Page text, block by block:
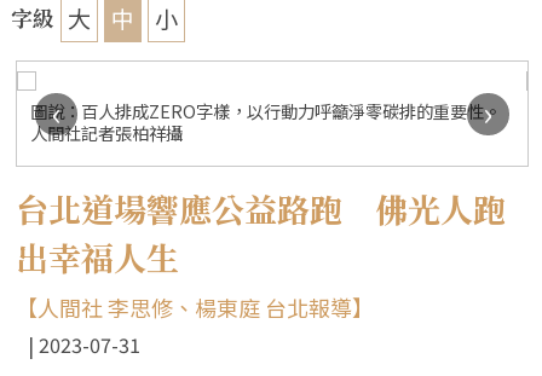
字級 大 中 小
圖說：百人排成ZERO字樣，以行動力呼籲淨零碳排的重要性。
人間社記者張柏祥攝
‹ ›
台北道場響應公益路跑 佛光人跑
出幸福人生
【人間社 李思修、楊東庭 台北報導】
2023-07-31